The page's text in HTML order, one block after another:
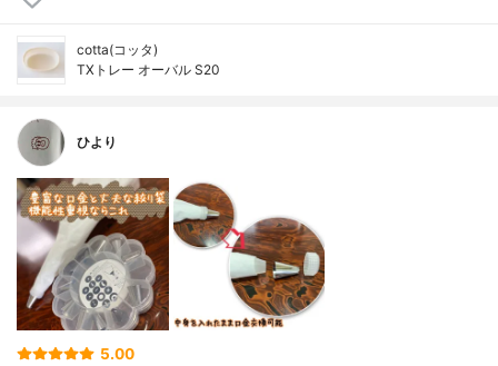
cotta(コッタ)
TXトレー オーバル S20
ひより
5.00